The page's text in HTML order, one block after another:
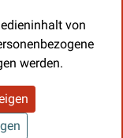
von
werden.